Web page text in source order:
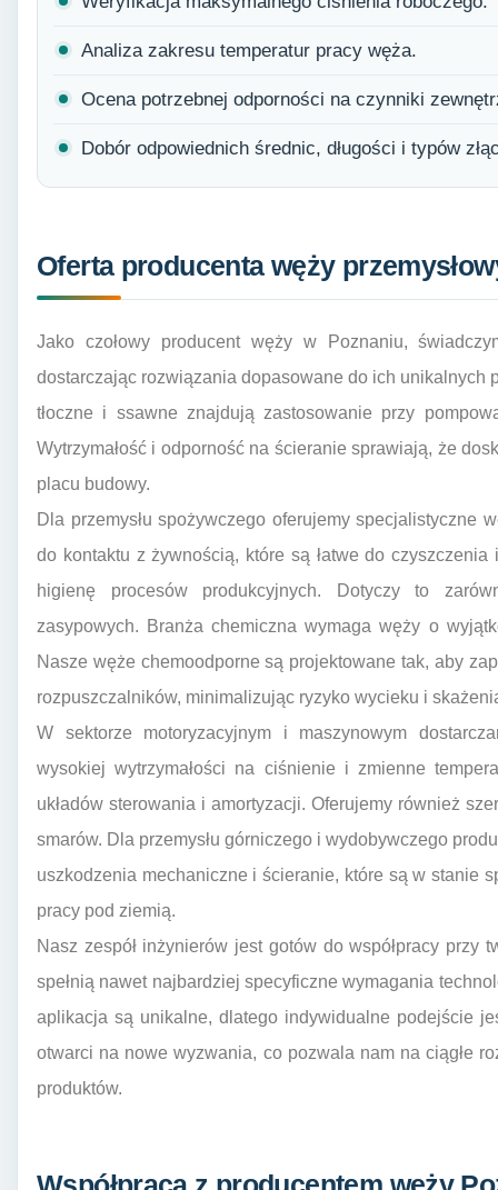
Analiza zakresu temperatur pracy węża.
Ocena potrzebnej odporności na czynniki
Dobór odpowiednich średnic, długości i typów
Oferta producenta węży
Jako czołowy producent węży w Poznaniu,
dostarczając rozwiązania dopasowane do ich unikalnych
tłoczne i ssawne znajdują zastosowanie przy
Wytrzymałość i odporność na ścieranie sprawiają, że
placu budowy.
Dla przemysłu spożywczego oferujemy specjalistyczne
do kontaktu z żywnością, które są łatwe do
higienę procesów produkcyjnych. Dotyczy to
zasypowych. Branża chemiczna wymaga węży o
Nasze węże chemoodporne są projektowane tak, aby
rozpuszczalników, minimalizując ryzyko wycieku i
W sektorze motoryzacyjnym i maszynowym
wysokiej wytrzymałości na ciśnienie i zmienne
układów sterowania i amortyzacji. Oferujemy również
smarów. Dla przemysłu górniczego i wydobywczego
uszkodzenia mechaniczne i ścieranie, które są w stanie
pracy pod ziemią.
Nasz zespół inżynierów jest gotów do współpracy przy
spełnią nawet najbardziej specyficzne wymagania
aplikacja są unikalne, dlatego indywidualne podejście
otwarci na nowe wyzwania, co pozwala nam na ciągłe
produktów.